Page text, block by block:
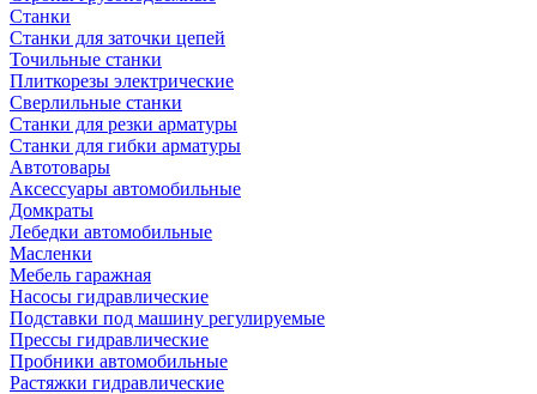
Станки
Станки для заточки цепей
Точильные станки
Плиткорезы электрические
Сверлильные станки
Станки для резки арматуры
Станки для гибки арматуры
Автотовары
Аксессуары автомобильные
Домкраты
Лебедки автомобильные
Масленки
Мебель гаражная
Насосы гидравлические
Подставки под машину регулируемые
Прессы гидравлические
Пробники автомобильные
Растяжки гидравлические